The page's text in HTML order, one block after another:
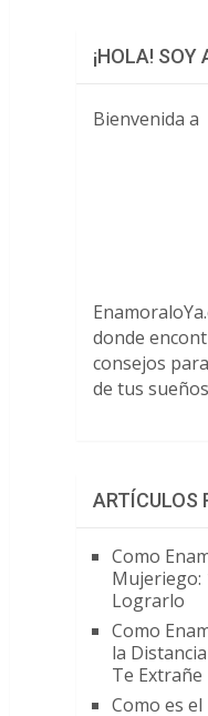
¡HOLA! SOY
Bienvenida a
donde
consejos
de tus
ARTÍCULOS
Como
Mujeriego:
Lograrlo
Como
la
Te Extrañe
Como es